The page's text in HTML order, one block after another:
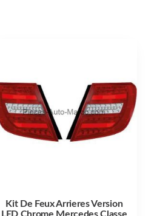
Kit De Feux Arrieres Version